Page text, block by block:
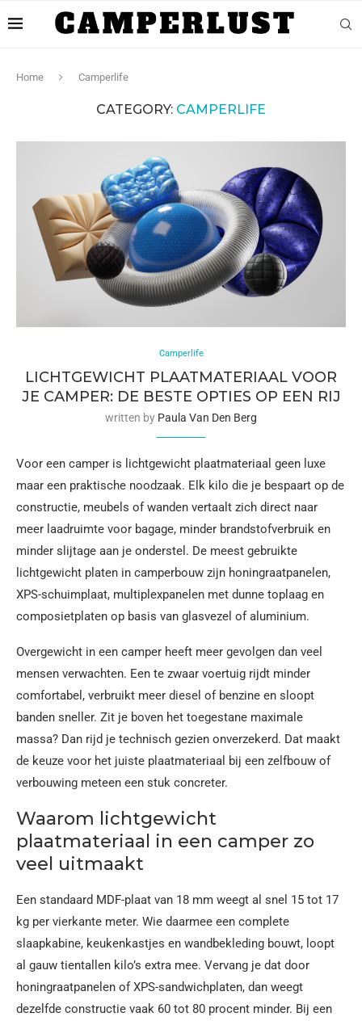
Home Camperlife
CATEGORY: CAMPERLIFE
Camperlife
LICHTGEWICHT PLAATMATERIAAL VOOR
JE CAMPER: DE BESTE OPTIES OP EEN RIJ
written by Paula Van Den Berg
Voor een camper is lichtgewicht plaatmateriaal geen luxe
maar een praktische noodzaak. Elk kilo die je bespaart op de
constructie, meubels of wanden vertaalt zich direct naar
meer laadruimte voor bagage, minder brandstofverbruik en
minder slijtage aan je onderstel. De meest gebruikte
lichtgewicht platen in camperbouw zijn honingraatpanelen,
XPS-schuimplaat, multiplexpanelen met dunne toplaag en
composietplaten op basis van glasvezel of aluminium.
Overgewicht in een camper heeft meer gevolgen dan veel
mensen verwachten. Een te zwaar voertuig rijdt minder
comfortabel, verbruikt meer diesel of benzine en sloopt
banden sneller. Zit je boven het toegestane maximale
massa? Dan rijd je technisch gezien onverzekerd. Dat maakt
de keuze voor het juiste plaatmateriaal bij een zelfbouw of
verbouwing meteen een stuk concreter.
Waarom lichtgewicht
plaatmateriaal in een camper zo
veel uitmaakt
Een standaard MDF-plaat van 18 mm weegt al snel 15 tot 17
kg per vierkante meter. Wie daarmee een complete
slaapkabine, keukenkastjes en wandbekleding bouwt, loopt
al gauw tientallen kilo’s extra mee. Vervang je dat door
honingraatpanelen of XPS-sandwichplaten, dan weegt
dezelfde constructie vaak 60 tot 80 procent minder. Bij een